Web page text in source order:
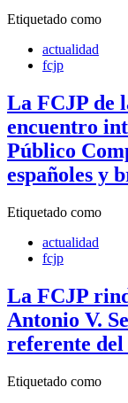
Etiquetado como
actualidad
fcjp
La FCJP de
encuentro
Público
españoles y
Etiquetado como
actualidad
fcjp
La FCJP
Antonio V.
referente
Etiquetado como